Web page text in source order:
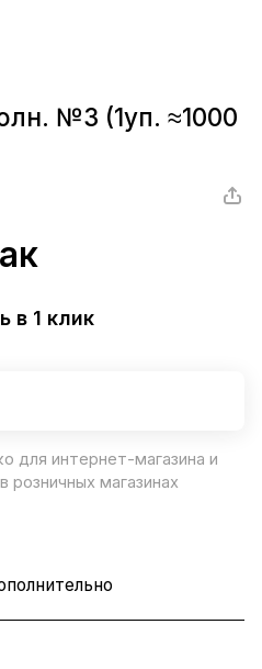
№3 (1уп. ≈1000
в 1 клик
для интернет-магазина и
магазинах